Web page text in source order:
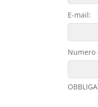
E-mail:
Numero